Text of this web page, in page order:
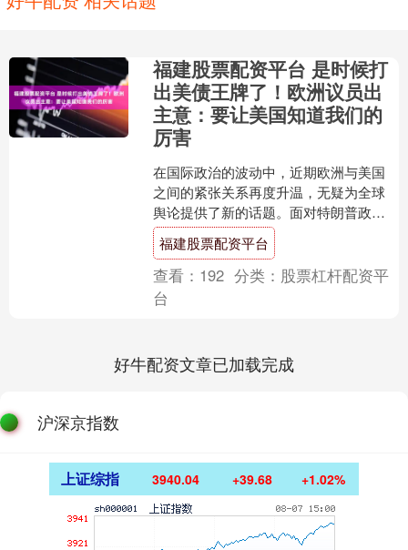
福建股票配资平台 是时候打
出美债王牌了！欧洲议员出
主意：要让美国知道我们的
厉害
在国际政治的波动中，近期欧洲与美国
之间的紧张关系再度升温，无疑为全球
舆论提供了新的话题。面对特朗普政府
对昔日盟友的不屑一顾，欧洲似乎终于
发现了自己手中捏着的一张....
福建股票配资平台
查看： 192 分类： 股票杠杆配资平
台
好牛配资文章已加载完成
沪深京指数
上证综指 3940.04 +39.68 +1.02%